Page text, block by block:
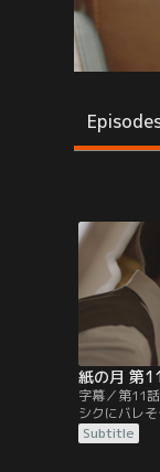
紙の月 第
字幕／第11
シクにバレ
間一髪で事な
ジャが事故起
Subtitle